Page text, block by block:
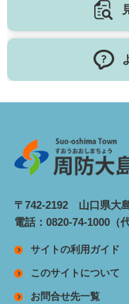
〒742-2192 山口県大
電話：0820-74-1000（
サイトの利用ガイド
このサイトについて
お問合せ先一覧